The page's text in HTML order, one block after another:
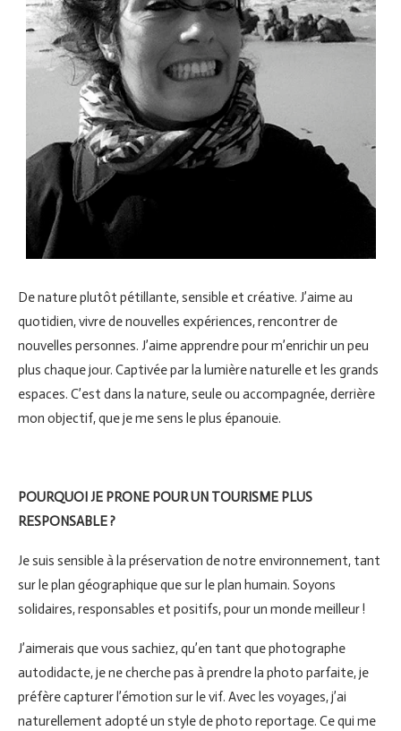
De nature plutôt pétillante, sensible et créative. J’aime au
quotidien, vivre de nouvelles expériences, rencontrer de
nouvelles personnes. J’aime apprendre pour m’enrichir un peu
plus chaque jour. Captivée par la lumière naturelle et les grands
espaces. C’est dans la nature, seule ou accompagnée, derrière
mon objectif, que je me sens le plus épanouie.
POURQUOI JE PRONE POUR UN TOURISME PLUS
RESPONSABLE ?
Je suis sensible à la préservation de notre environnement, tant
sur le plan géographique que sur le plan humain. Soyons
solidaires, responsables et positifs, pour un monde meilleur !
J’aimerais que vous sachiez, qu’en tant que photographe
autodidacte, je ne cherche pas à prendre la photo parfaite, je
préfère capturer l’émotion sur le vif. Avec les voyages, j’ai
naturellement adopté un style de photo reportage. Ce qui me